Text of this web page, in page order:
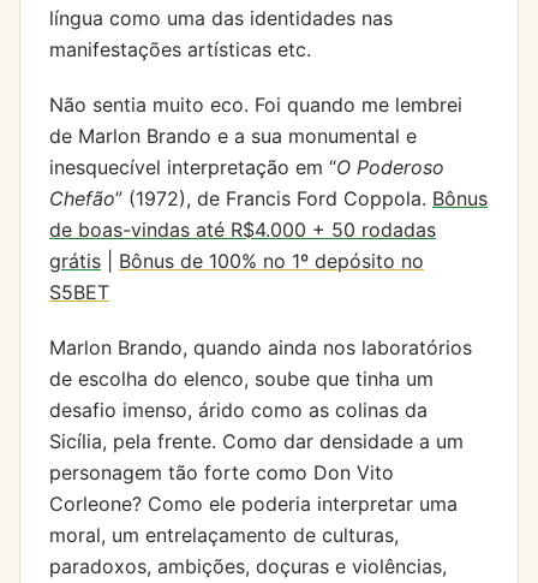
língua como uma das identidades nas
manifestações artísticas etc.
Não sentia muito eco. Foi quando me lembrei
de Marlon Brando e a sua monumental e
inesquecível interpretação em “O Poderoso
Chefão” (1972), de Francis Ford Coppola. Bônus
de boas-vindas até R$4.000 + 50 rodadas
grátis
Bônus de 100% no 1º depósito no
S5BET
Marlon Brando, quando ainda nos laboratórios
de escolha do elenco, soube que tinha um
desafio imenso, árido como as colinas da
Sicília, pela frente. Como dar densidade a um
personagem tão forte como Don Vito
Corleone? Como ele poderia interpretar uma
moral, um entrelaçamento de culturas,
paradoxos, ambições, doçuras e violências,